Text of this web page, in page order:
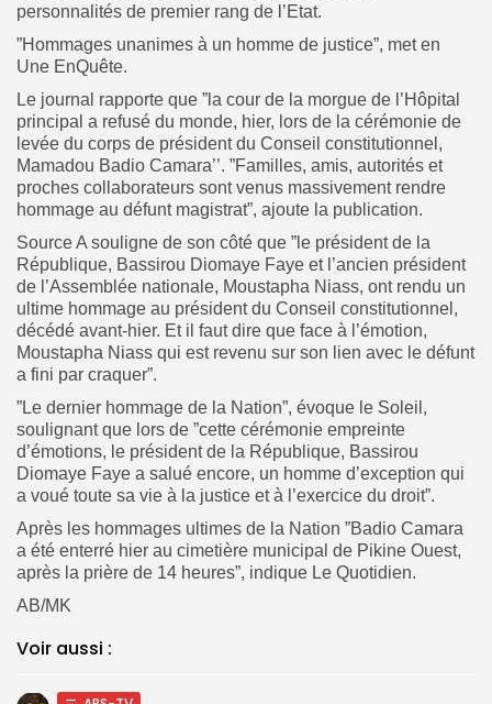
personnalités de premier rang de l’Etat.
”Hommages unanimes à un homme de justice”, met en
Une EnQuête.
Le journal rapporte que ”la cour de la morgue de l’Hôpital
principal a refusé du monde, hier, lors de la cérémonie de
levée du corps de président du Conseil constitutionnel,
Mamadou Badio Camara’’. ”Familles, amis, autorités et
proches collaborateurs sont venus massivement rendre
hommage au défunt magistrat”, ajoute la publication.
Source A souligne de son côté que ”le président de la
République, Bassirou Diomaye Faye et l’ancien président
de l’Assemblée nationale, Moustapha Niass, ont rendu un
ultime hommage au président du Conseil constitutionnel,
décédé avant-hier. Et il faut dire que face à l’émotion,
Moustapha Niass qui est revenu sur son lien avec le défunt
a fini par craquer”.
”Le dernier hommage de la Nation”, évoque le Soleil,
soulignant que lors de ”cette cérémonie empreinte
d’émotions, le président de la République, Bassirou
Diomaye Faye a salué encore, un homme d’exception qui
a voué toute sa vie à la justice et à l’exercice du droit”.
Après les hommages ultimes de la Nation ”Badio Camara
a été enterré hier au cimetière municipal de Pikine Ouest,
après la prière de 14 heures”, indique Le Quotidien.
AB/MK
Voir aussi :